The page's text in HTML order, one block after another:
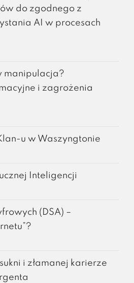
do zgodnego z
AI w procesach
manipulacja?
i zagrożenia
u w Waszyngtonie
Inteligencji
(DSA) –
i złamanej karierze